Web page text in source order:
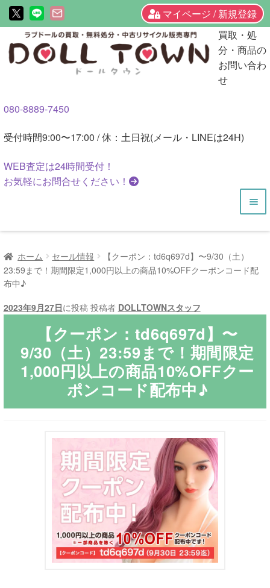
マイページ / 新規登録
ビ
ゲ
ョ
へ
キ
ッ
ン
テ
へ
キ
プ
買取・処
分・商品の
お問い合わ
せ
080-8889-7450
受付時間9:00〜17:00 / 休：土日祝(メール・LINEは24H)
WEB査定は24時間受付！
お気軽にお問合せください！
HOME
商品一覧
ラブドール買取・処分
メ
ニ
無料引き取り
よくあるご質問
ホーム セール情報
【クーポン：td6q697d】〜9/30（土）
23:59まで！期間限定1,000円以上の商品10%OFFクーポンコード配
布中♪
2023年9月27日に投稿 投稿者 DOLLTOWNスタッフ
【クーポン：td6q697d】〜
9/30（土）23:59まで！期間限定
1,000円以上の商品10%OFFクー
ポンコード配布中♪